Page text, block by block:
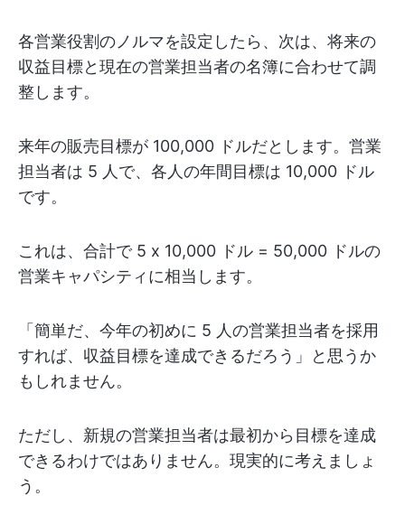
各営業役割のノルマを設定したら、次は、将来の
収益目標と現在の営業担当者の名簿に合わせて調
整します。
来年の販売目標が 100,000 ドルだとします。営業
担当者は 5 人で、各人の年間目標は 10,000 ドル
です。
これは、合計で 5 x 10,000 ドル = 50,000 ドルの
営業キャパシティに相当します。
「簡単だ、今年の初めに 5 人の営業担当者を採用
すれば、収益目標を達成できるだろう」と思うか
もしれません。
ただし、新規の営業担当者は最初から目標を達成
できるわけではありません。現実的に考えましょ
う。